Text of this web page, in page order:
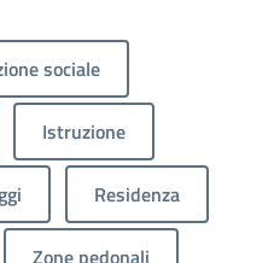
sociale
Istruzione
Residenza